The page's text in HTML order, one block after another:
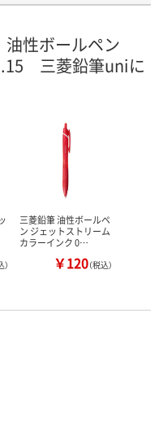
性ボールペン
三菱鉛筆uniに
）
三菱鉛筆 油性ボールペ
ン ジェットストリーム
カラーインク 0…
￥120（税込）